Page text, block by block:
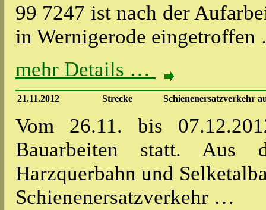
99 7247 ist nach der
in Wernigerode
mehr Details …
21.11.2012 Strecke Schienenersatzverkehr
Vom 26.11. bis
Bauarbeiten statt. Aus
Harzquerbahn und
Schienenersatzverkehr …